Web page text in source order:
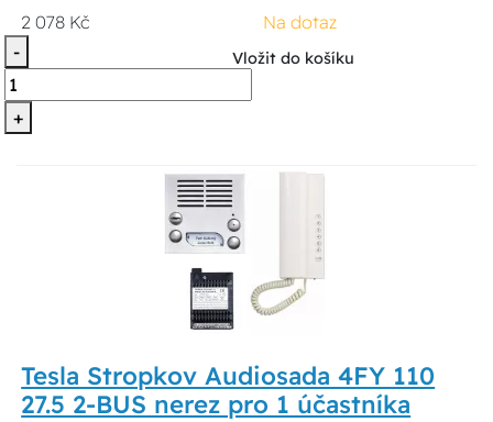
2 078 Kč
Na dotaz
-
+
Vložit do košíku
Tesla Stropkov Audiosada 4FY 110
27.5 2-BUS nerez pro 1 účastníka